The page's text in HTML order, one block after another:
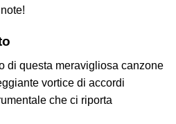
di questa meravigliosa canzone
vortice di accordi
che ci riporta